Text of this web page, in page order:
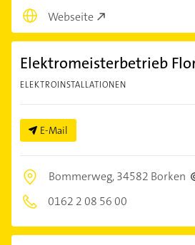
Webseite
Elektromeisterbetrieb
ELEKTROINSTALLATIONEN
E-Mail
Bommerweg,34582 Borken
0162 2 08 56 00